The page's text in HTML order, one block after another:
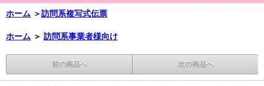
ホーム ＞訪問系複写式伝票
ホーム ＞ 訪問系事業者様向け
前の商品へ 次の商品へ